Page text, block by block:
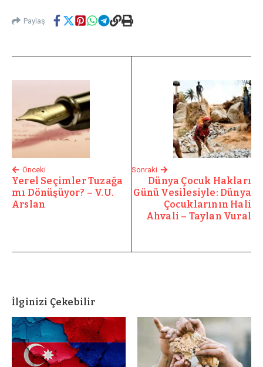
Paylaş
Önceki
Yerel Seçimler Tuzağa
mı Dönüşüyor? – V.U.
Arslan
Sonraki
Dünya Çocuk Hakları
Günü Vesilesiyle: Dünya
Çocuklarının Hali
Ahvali – Taylan Vural
İlginizi Çekebilir